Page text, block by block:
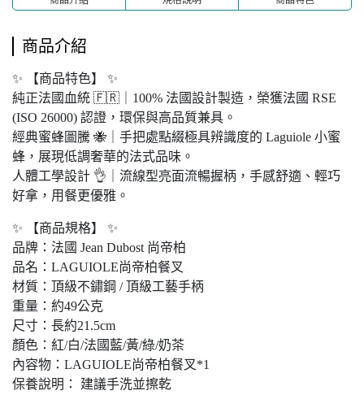
商品介紹
✨ 【商品特色】 ✨
純正法國血統 🇫🇷｜100% 法國設計製造，榮獲法國 RSE
(ISO 26000) 認證，環保與高品質兼具。
經典蜜蜂圖騰 🐝｜手把處點綴極具辨識度的 Laguiole 小蜜
蜂，展現低調奢華的法式品味。
人體工學設計 👌｜流線型亮面流暢握柄，手感舒適、輕巧
好拿，用餐更優雅。
✨ 【商品規格】 ✨
品牌：法國 Jean Dubost 尚帝柏
品名：LAGUIOLE尚帝柏餐叉
材質：頂級不鏽鋼 / 頂級工藝手柄
重量：約49公克
尺寸：長約21.5cm
顏色：紅/白/法國藍/黃/綠/奶茶
內容物：LAGUIOLE尚帝柏餐叉*1
保養說明： 建議手洗並擦乾